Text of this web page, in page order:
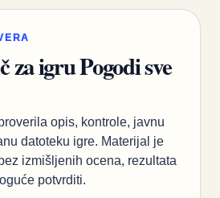
za igru Pogodi sve
opis, kontrole, javnu
datoteku igre. Materijal je
izmišljenih ocena, rezultata
potvrditi.